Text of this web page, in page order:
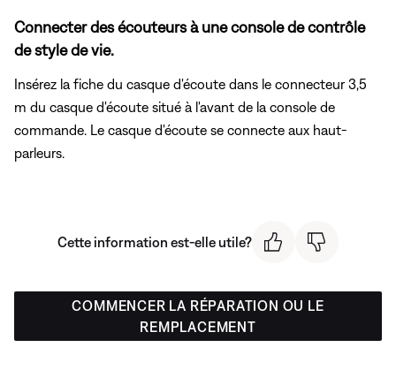
Connecter des écouteurs à une console de contrôle
de style de vie.
Insérez la fiche du casque d'écoute dans le connecteur 3,5
m du casque d'écoute situé à l'avant de la console de
commande. Le casque d'écoute se connecte aux haut-
parleurs.
Cette information est-elle utile?
COMMENCER LA RÉPARATION OU LE
REMPLACEMENT